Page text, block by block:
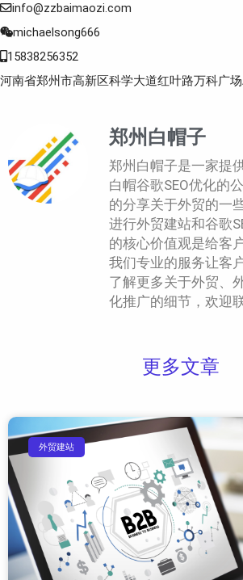
info@zzbaimaozi.com
michaelsong666
15838256352
河南省郑州市高新区科学大道红叶路万科广
郑州白帽子
郑州白帽子是一家提
白帽谷歌SEO优化的
的分享关于外贸的一
进行外贸建站和谷歌
的核心价值观是给客
我们专业的服务让客
了解更多关于外贸、
化推广的细节，欢迎
更多文章
外贸建站